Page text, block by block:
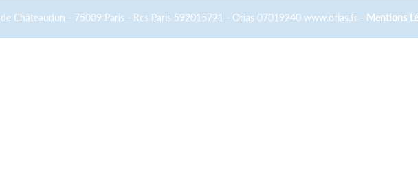
Châteaudun - 75009 Paris - Rcs Paris 592015721 - Orias 07019240 www.orias.fr - Mentions